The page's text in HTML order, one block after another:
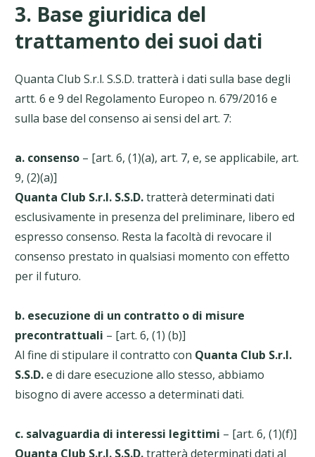
3. Base giuridica del
trattamento dei suoi dati
Quanta Club S.r.l. S.S.D. tratterà i dati sulla base degli
artt. 6 e 9 del Regolamento Europeo n. 679/2016 e
sulla base del consenso ai sensi del art. 7:
a. consenso – [art. 6, (1)(a), art. 7, e, se applicabile, art.
9, (2)(a)]
Quanta Club S.r.l. S.S.D.tratterà determinati dati
esclusivamente in presenza del preliminare, libero ed
espresso consenso. Resta la facoltà di revocare il
consenso prestato in qualsiasi momento con effetto
per il futuro.
b. esecuzione di un contratto o di misure
precontrattuali – [art. 6, (1) (b)]
Al fine di stipulare il contratto con Quanta Club S.r.l.
S.S.D.e di dare esecuzione allo stesso, abbiamo
bisogno di avere accesso a determinati dati.
c. salvaguardia di interessi legittimi – [art. 6, (1)(f)]
Quanta Club S.r.l. S.S.D.tratterà determinati dati al